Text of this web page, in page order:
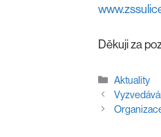
Děkuji za
Rubriky
Aktuality